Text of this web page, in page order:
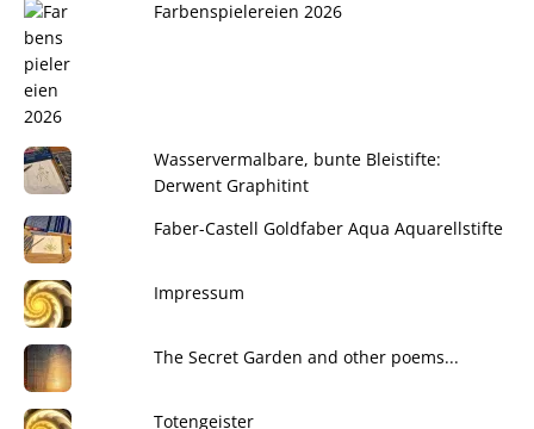
Farbenspielereien 2026
Wasservermalbare, bunte Bleistifte:
Derwent Graphitint
Faber-Castell Goldfaber Aqua Aquarellstifte
Impressum
The Secret Garden and other poems...
Totengeister